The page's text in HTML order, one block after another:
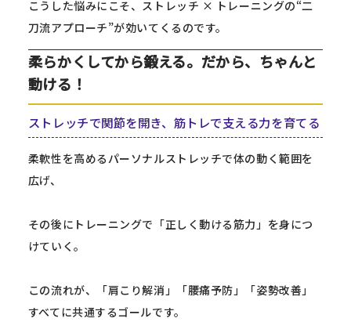
こうした悩みにこそ、ストレッチ × トレーニングの“二
刀流アプローチ”が効いてくるのです。
柔らかくしてから鍛える。だから、ちゃんと
動ける！
ストレッチで関節を開き、筋トレで支える力を育てる
柔軟性を高めるパーソナルストレッチで体の動く範囲を
広げ、
その後にトレーニングで「正しく動ける筋力」を身につ
けていく。
この流れが、「肩こり解消」「腰痛予防」「姿勢改善」
すべてに共通するゴールです。